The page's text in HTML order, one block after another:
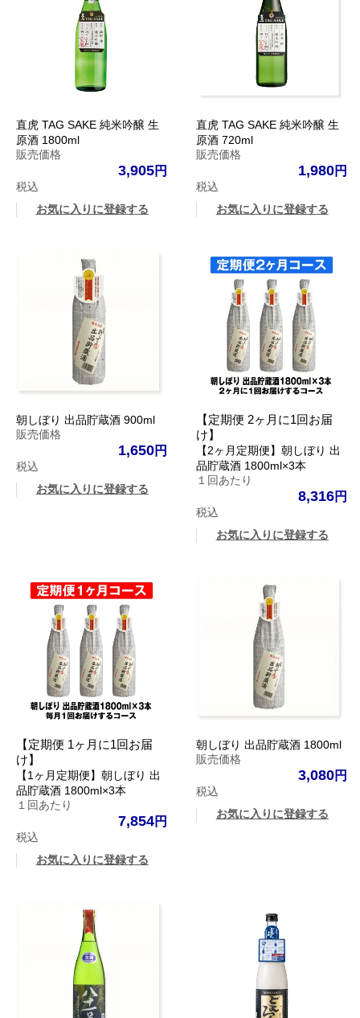
直虎 TAG SAKE 純米吟醸 生
原酒 1800ml
販売価格
3,905
税込
お気に入りに登録する
直虎 TAG SAKE 純米吟醸 生
原酒 720ml
販売価格
1,980
税込
お気に入りに登録する
朝しぼり 出品貯蔵酒 900ml
販売価格
1,650
税込
お気に入りに登録する
【定期便 2ヶ月に1回お届
け】
【2ヶ月定期便】朝しぼり 出
品貯蔵酒 1800ml×3本
１回あたり
8,316
税込
お気に入りに登録する
【定期便 1ヶ月に1回お届
け】
【1ヶ月定期便】朝しぼり 出
品貯蔵酒 1800ml×3本
１回あたり
7,854
税込
お気に入りに登録する
朝しぼり 出品貯蔵酒 1800ml
販売価格
3,080
税込
お気に入りに登録する